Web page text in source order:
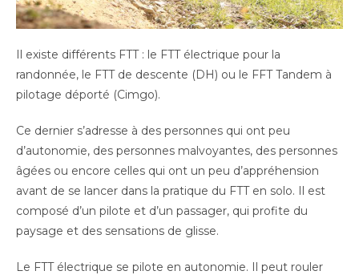
Il existe différents FTT : le FTT électrique pour la
randonnée, le FTT de descente (DH) ou le FFT Tandem à
pilotage déporté (Cimgo).
Ce dernier s’adresse à des personnes qui ont peu
d’autonomie, des personnes malvoyantes, des personnes
âgées ou encore celles qui ont un peu d’appréhension
avant de se lancer dans la pratique du FTT en solo. Il est
composé d’un pilote et d’un passager, qui profite du
paysage et des sensations de glisse.
Le FTT électrique se pilote en autonomie. Il peut rouler